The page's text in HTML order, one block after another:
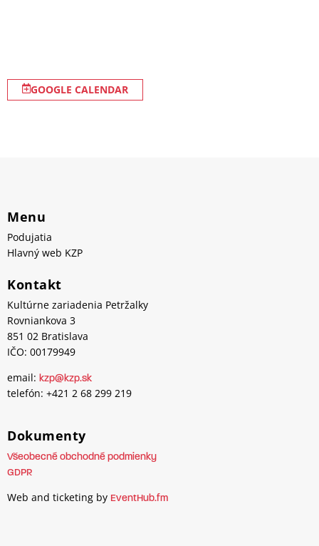
GOOGLE CALENDAR
Menu
Podujatia
Hlavný web KZP
Kontakt
Kultúrne zariadenia Petržalky
Rovniankova 3
851 02 Bratislava
IČO: 00179949
email: kzp@kzp.sk
telefón: +421 2 68 299 219
Dokumenty
Všeobecné obchodné podmienky
GDPR
Web and ticketing by EventHub.fm